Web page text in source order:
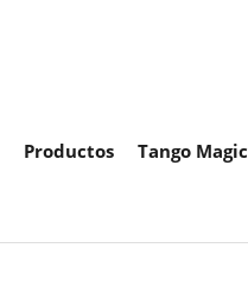
Productos Tango Magic